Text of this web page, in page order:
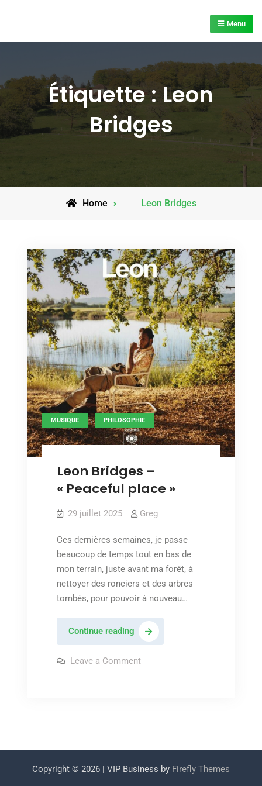
Menu
Étiquette :Leon
Bridges
Home
Posts
Leon Bridges
MUSIQUE , PHILOSOPHIE
Leon Bridges –
« Peaceful place »
29 juillet 2025 Greg
Ces dernières semaines, je passe
beaucoup de temps tout en bas de
mon terrain, juste avant ma forêt, à
nettoyer des ronciers et des arbres
tombés, pour pouvoir à nouveau…
Continue readingLeon
Bridges
–
Leave a Commenton
Copyright © 2026 | VIP Business by Firefly Themes